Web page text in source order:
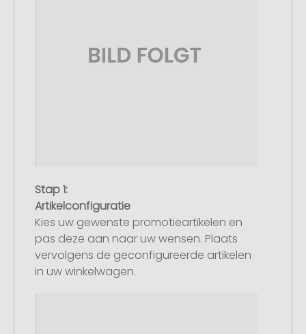
Stap 1:
Artikelconfiguratie
Kies uw gewenste promotieartikelen en
pas deze aan naar uw wensen. Plaats
vervolgens de geconfigureerde artikelen
in uw winkelwagen.